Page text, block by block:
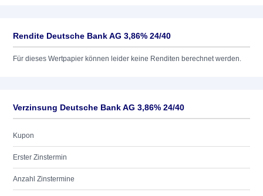
Rendite Deutsche Bank AG 3,86% 24/40
Für dieses Wertpapier können leider keine Renditen berechnet werden.
Verzinsung Deutsche Bank AG 3,86% 24/40
Kupon
Erster Zinstermin
Anzahl Zinstermine